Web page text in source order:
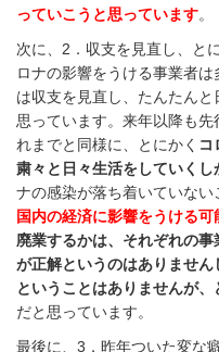
っていこうと思っています。
次に、2．収支を見直し、と
ロナの影響をうける事業者
は収支を見直し、たんたん
思っています。来年以降も
れまでと同様に、とにかく コ
粛々と日々生活をしていくし
ナの感染が落ち着いていない
国内の経済に影響をうける可
廃業するかは、それぞれの
が正解というのはありませ
ということはありませんが
だと思っています。
最後に、3．昨年ついた変な